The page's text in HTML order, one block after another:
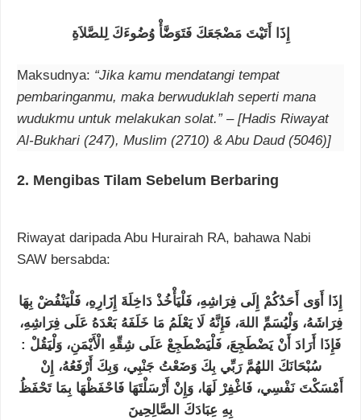
إِذَا أَتَيْتَ مَضْجَعَكَ فَتَوَضَّأْ وُضُوءَكَ لِلصَّلاَةِ
Maksudnya: “Jika kamu mendatangi tempat
pembaringanmu, maka berwuduklah seperti mana
wudukmu untuk melakukan solat.” – [Hadis Riwayat
Al-Bukhari (247), Muslim (2710) & Abu Daud (5046)]
2. Mengibas Tilam Sebelum Berbaring
Riwayat daripada Abu Hurairah RA, bahawa Nabi
SAW bersabda:
إِذَا أَوَى أَحَدُكُمْ إِلَى فِرَاشِهِ، فَلْيَأْخُذْ دَاخِلَةَ إِزَارِهِ، فَلْيَنْفُضْ بِهَا
فِرَاشَهُ، وَلْيُسَمِّ اللهَ، فَإِنَّهُ لَا يَعْلَمُ مَا خَلَفَهُ بَعْدَهُ عَلَى فِرَاشِهِ،
فَإِذَا أَرَادَ أَنْ يَضْطَجِعَ، فَلْيَضْطَجِعْ عَلَى شِقِّهِ الْأَيْمَنِ، وَلْيَقُلْ :
سُبْحَانَكَ اللهُمَّ رَبِّي بِكَ وَضَعْتُ جَنْبِي، وَبِكَ أَرْفَعُهُ، إِنْ
أَمْسَكْتَ نَفْسِي، فَاغْفِرْ لَهَا، وَإِنْ أَرْسَلْتَهَا فَاحْفَظْهَا بِمَا تَحْفَظُ
بِهِ عِبَادَكَ الصَّالِحِينَ